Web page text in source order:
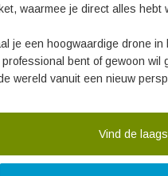
waarmee je direct alles
je een hoogwaardige drone
bent of gewoon
wereld vanuit een nieuw
Vind de